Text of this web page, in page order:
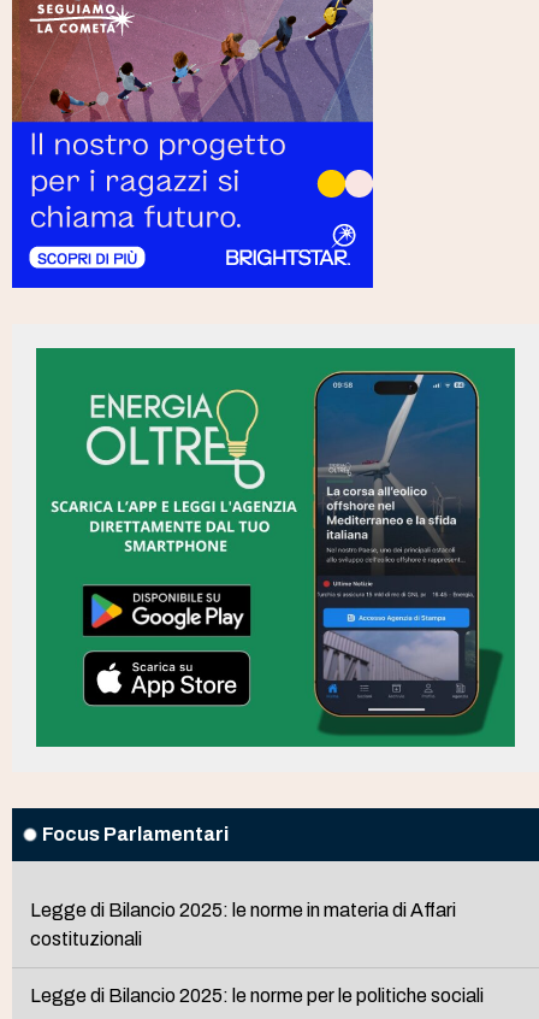
Focus Parlamentari
Legge di Bilancio 2025: le norme in materia di Affari
costituzionali
Legge di Bilancio 2025: le norme per le politiche sociali